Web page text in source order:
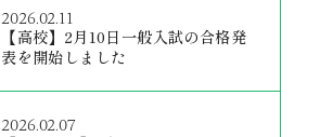
2026.02.11
【高校】2月10日一般入試の合格発
表を開始しました
2026.02.07